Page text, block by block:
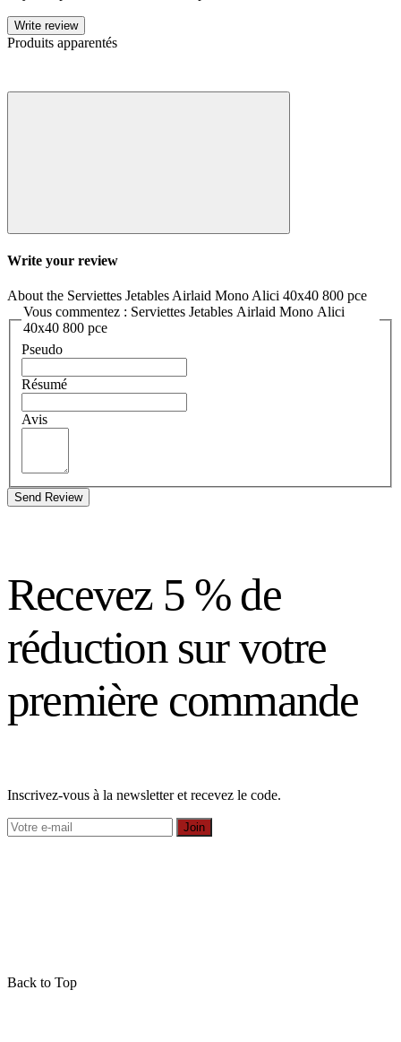
Write review
Produits apparentés
Write your review
About the Serviettes Jetables Airlaid Mono Alici 40x40 800 pce
Vous commentez : Serviettes Jetables Airlaid Mono Alici
40x40 800 pce
Pseudo
Résumé
Avis
Send Review
Recevez 5 % de
réduction sur votre
première commande
Inscrivez-vous à la newsletter et recevez le code.
Join
Back to Top